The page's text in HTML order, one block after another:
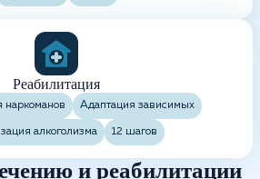
Реабилитация
наркоманов Адаптация зависимых
алкоголизма 12 шагов
и реабилитации